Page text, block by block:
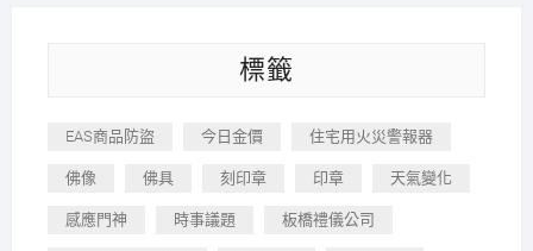
標籤
EAS商品防盜 今日金價 住宅用火災警報器
佛像 佛具 刻印章 印章 天氣變化
感應門神 時事議題 板橋禮儀公司